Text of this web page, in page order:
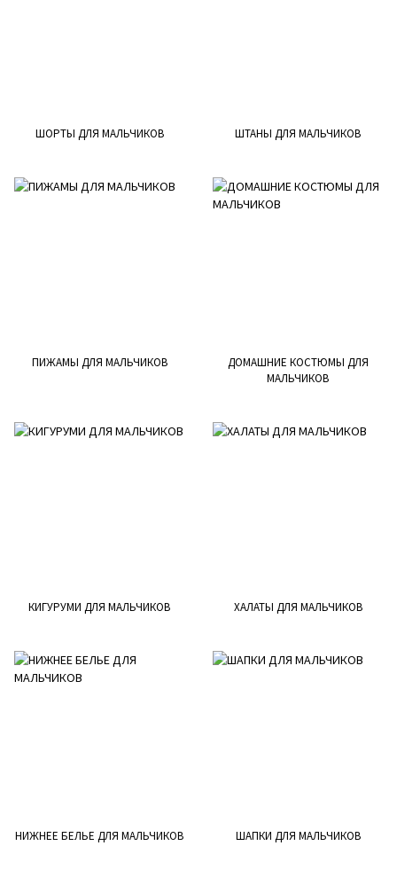
ШОРТЫ ДЛЯ МАЛЬЧИКОВ ШТАНЫ ДЛЯ МАЛЬЧИКОВ
ПИЖАМЫ ДЛЯ МАЛЬЧИКОВ
ДОМАШНИЕ КОСТЮМЫ ДЛЯ
МАЛЬЧИКОВ
КИГУРУМИ ДЛЯ МАЛЬЧИКОВ ХАЛАТЫ ДЛЯ МАЛЬЧИКОВ
НИЖНЕЕ БЕЛЬЕ ДЛЯ МАЛЬЧИКОВ ШАПКИ ДЛЯ МАЛЬЧИКОВ